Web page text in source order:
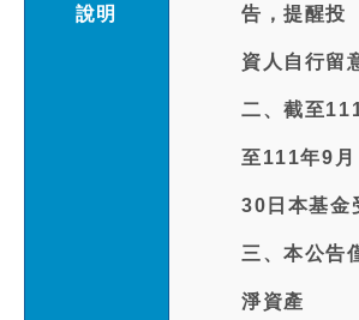
說明 告，提醒投
資人自行留
二、截至
至111年9月
30日本基金
三、本公告
淨資產